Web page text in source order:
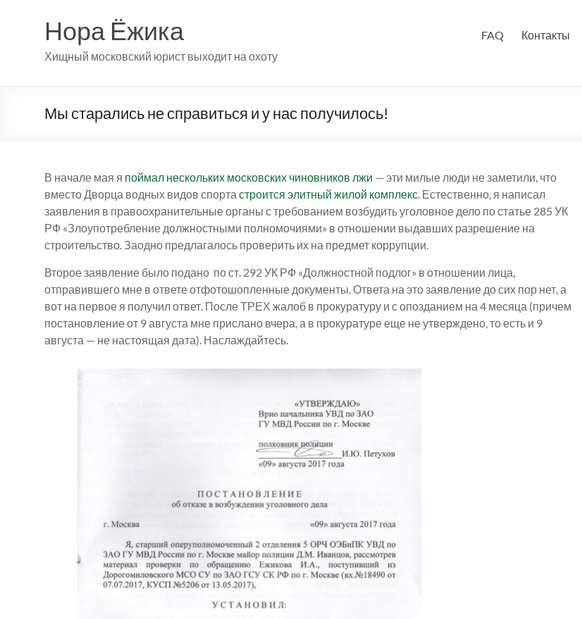
содержимомуНора Ёжика
Хищный московский юрист выходит на охоту
FAQ Контакты
Мы старались не справиться и у нас получилось!
В начале мая я поймал нескольких московских чиновников лжи — эти милые люди не заметили, что
вместо Дворца водных видов спорта строится элитный жилой комплекс. Естественно, я написал
заявления в правоохранительные органы с требованием возбудить уголовное дело по статье 285 УК
РФ «Злоупотребление должностными полномочиями» в отношении выдавших разрешение на
строительство. Заодно предлагалось проверить их на предмет коррупции.
Второе заявление было подано по ст. 292 УК РФ «Должностной подлог» в отношении лица,
отправившего мне в ответе отфотошопленные документы. Ответа на это заявление до сих пор нет, а
вот на первое я получил ответ. После ТРЕХ жалоб в прокуратуру и с опозданием на 4 месяца (причем
постановление от 9 августа мне прислано вчера, а в прокуратуре еще не утверждено, то есть и 9
августа — не настоящая дата). Наслаждайтесь.